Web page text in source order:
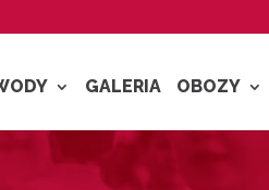
GALERIA OBOZY